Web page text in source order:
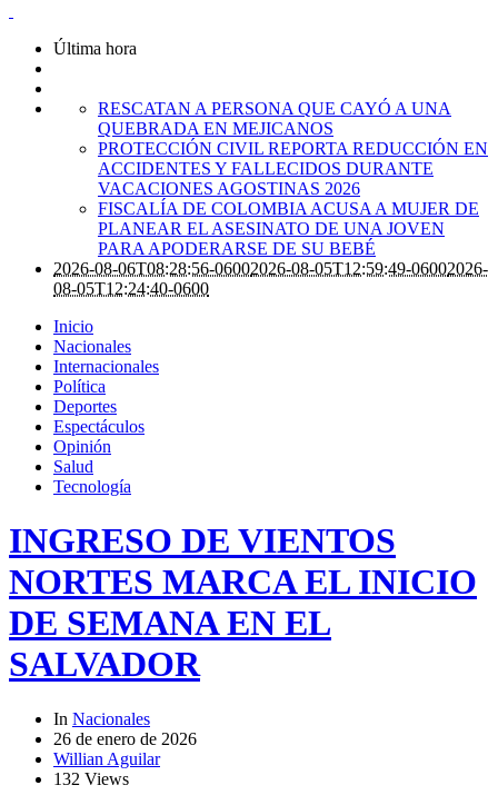
Última hora
RESCATAN A PERSONA QUE CAYÓ A UNA
QUEBRADA EN MEJICANOS
PROTECCIÓN CIVIL REPORTA REDUCCIÓN EN
ACCIDENTES Y FALLECIDOS DURANTE
VACACIONES AGOSTINAS 2026
FISCALÍA DE COLOMBIA ACUSA A MUJER DE
PLANEAR EL ASESINATO DE UNA JOVEN
PARA APODERARSE DE SU BEBÉ
2026-08-06T08:28:56-06002026-08-05T12:59:49-06002026-
08-05T12:24:40-0600
Inicio
Nacionales
Internacionales
Política
Deportes
Espectáculos
Opinión
Salud
Tecnología
INGRESO DE VIENTOS
NORTES MARCA EL INICIO
DE SEMANA EN EL
SALVADOR
In Nacionales
26 de enero de 2026
Willian Aguilar
132 Views